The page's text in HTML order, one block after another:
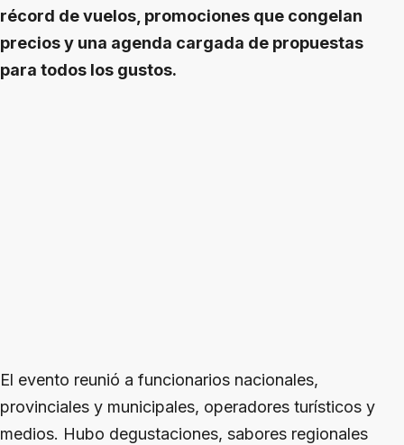
récord de vuelos, promociones que congelan
precios y una agenda cargada de propuestas
para todos los gustos.
El evento reunió a funcionarios nacionales,
provinciales y municipales, operadores turísticos y
medios. Hubo degustaciones, sabores regionales